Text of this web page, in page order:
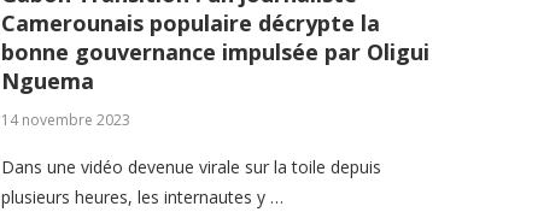
Camerounais populaire décrypte la
bonne gouvernance impulsée par Oligui
Nguema
14 novembre 2023
Dans une vidéo devenue virale sur la toile depuis
plusieurs heures, les internautes y …